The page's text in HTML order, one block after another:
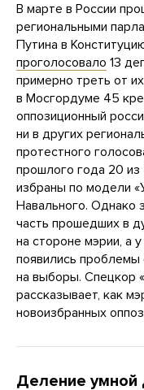
В марте в России
региональными
Путина в
проголосовало 13
примерно треть от
в Мосгордуме 45
оппозиционный
ни в других
протестного
прошлого года 20
избраны по модели
Навального. Однако
часть прошедших в
на стороне мэрии, а
появились проблемы
на выборы. Спецкор
рассказывает, как
новоизбранных
Деление умной